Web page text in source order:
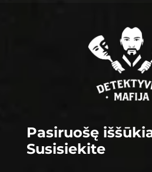
Pasiruošę
Susisiekite